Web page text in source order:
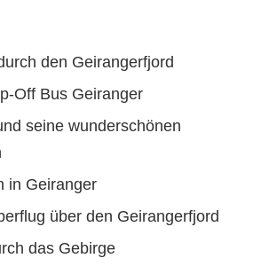
den Geirangerfjord
Off Bus Geiranger
seine wunderschönen
in Geiranger
über den Geirangerfjord
das Gebirge